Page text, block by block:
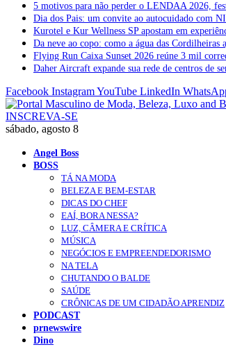
5 motivos para não perder o LENDAA 2026,
Dia dos Pais: um convite ao autocuidado com
Kurotel e Kur Wellness SP apostam em
Da neve ao copo: como a água das Cordilheiras
Flying Run Caixa Sunset 2026 reúne 3 mil
Daher Aircraft expande sua rede de centros de
Facebook InstagramYouTube LinkedIn
INSCREVA-SE
sábado, agosto 8
Angel Boss
BOSS
TÁ NA MODA
BELEZA E BEM-ESTAR
DICAS DO CHEF
EAÍ, BORA NESSA?
LUZ, CÂMERA E CRÍTICA
MÚSICA
NEGÓCIOS E EMPREENDEDORISMO
NA TELA
CHUTANDO O BALDE
SAÚDE
CRÔNICAS DE UM CIDADÃO APRENDIZ
PODCAST
prnewswire
Dino